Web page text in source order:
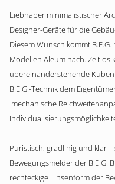
Liebhaber minimalistischer
Designer-Geräte für die
Diesem Wunsch kommt
Modellen Aleum nach. Zeitlos
übereinanderstehende
B.E.G.-Technik dem
mechanische
Puristisch, gradlinig und klar
Bewegungsmelder der B.E.G.
rechteckige Linsenform der